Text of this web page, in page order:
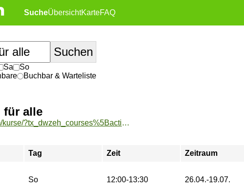
SucheÜbersichtKarteFAQ
Sa
So
Buchbar & Warteliste
für alle
https://www.tu-sport.de/sportprogramm/kurse/?tx_dwzeh_courses%5Baction%5D=show&tx_dwzeh_courses%5BsportsDescription%5D=1666&cHash=26293f2fe7e8a46768bbdec2b8787fb9
Tag Zeit Zeitraum
So 12:00-13:30 26.04.-19.07.